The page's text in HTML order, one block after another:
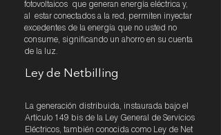
fotovoltaicos que generan energía eléctrica y,
al estar conectados a la red, permiten inyectar
excedentes de la energía que no usted no
consume, significando un ahorro en su cuenta
de la luz.
Ley de Netbilling
La generación distribuida, instaurada bajo el
Artículo 149 bis de la Ley General de Servicios
Eléctricos, también conocida como Ley de Net